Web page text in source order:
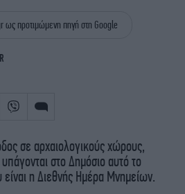
THE OCEAN
προτιμώμενη πηγή στη Google
σε αρχαιολογικούς χώρους,
στο Δημόσιο αυτό το
η Διεθνής Ημέρα Μνημείων.